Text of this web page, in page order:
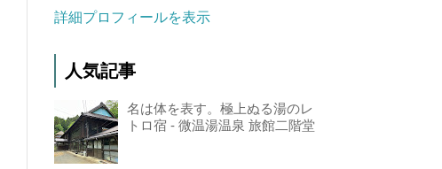
詳細プロフィールを表示
人気記事
名は体を表す。極上ぬる湯のレ
トロ宿 - 微温湯温泉 旅館二階堂